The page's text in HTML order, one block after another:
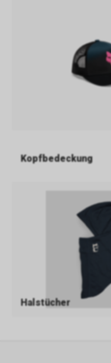
Kopfbedeckung
Halstücher